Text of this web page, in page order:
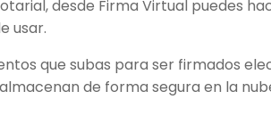
desde Firma Virtual puedes
usar.
que subas para ser firmados
de forma segura en la